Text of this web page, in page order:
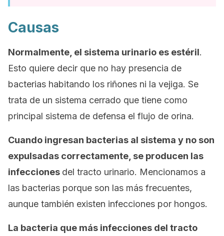
Causas
Normalmente, el sistema urinario es estéril.
Esto quiere decir que no hay presencia de
bacterias habitando los riñones ni la vejiga. Se
trata de un sistema cerrado que tiene como
principal sistema de defensa el flujo de orina.
Cuando ingresan bacterias al sistema y no son
expulsadas correctamente, se producen las
infecciones del tracto urinario. Mencionamos a
las bacterias porque son las más frecuentes,
aunque también existen infecciones por hongos.
La bacteria que más infecciones del tracto